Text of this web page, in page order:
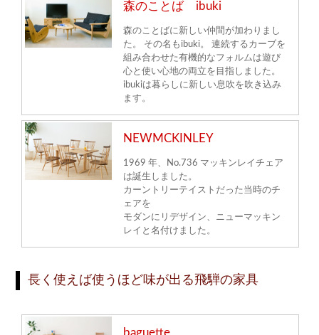
森のことば ibuki
森のことばに新しい仲間が加わりまし
た。 その名もibuki。 連続するカーブを
組み合わせた有機的なフォルムは遊び
心と使い心地の両立を目指しました。
ibukiは暮らしに新しい息吹を吹き込み
ます。
NEWMCKINLEY
1969 年、No.736 マッキンレイチェア
は誕生しました。
カーントリーテイストだった当時のチ
ェアを
モダンにリデザイン、ニューマッキン
レイと名付けました。
長く使えば使うほど味が出る飛騨の家具